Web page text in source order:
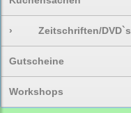
› Zeitschriften/DVD`s
Gutscheine
Workshops